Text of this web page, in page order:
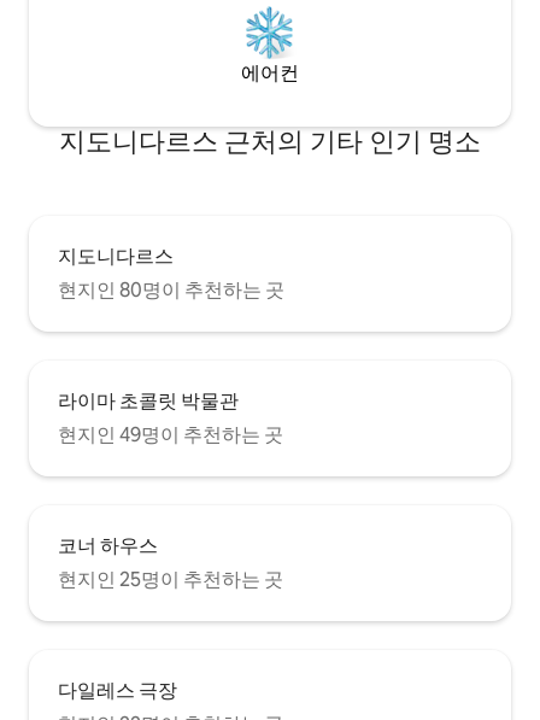
은 멋진 카페, 바, 레스토랑이 15분 거리에
있고 구시가지가 도보로 쾌적하게 이동할
수 있는 사랑스러운 지역입니다. 대중교통
이 근처에 있으며, 건물 바로 옆에 멋진 지에
로나 거리를 이용해 도보로 도심으로 이동
할 수 있습니다. 가는 길에 아름다운 건축물
트 바로 바깥과 왼쪽 (카카 거리) 에 있습니
다. 저는 보통 Kr에 위치한 구시가지로 가기
로나 거리 - 아파트를 나설 때 Artilerijas 거
우 멋진 옵션입니다. 장기 숙박을 원하시면
대중교통으로 5일 이용권을 구입하는 것이
좋습니다. 탁세 앱도 있습니다. 리가에서 택
시를 탈 수 있는 멋진 앱입니다. 매우 저렴한
고 있으며, 커튼이 빛을 차단하고 시끄럽다
고 느끼지 않습니다. 하지만 여름에는 거리
가 붐비고 소음에 매우 민감하신 분들에게
는 절대적인 정숙을 보장할 수 없습니다.
에어컨
지도니다르스 근처의 기타 인기 명소
지도니다르스
현지인 80명이 추천하는 곳
라이마 초콜릿 박물관
현지인 49명이 추천하는 곳
코너 하우스
현지인 25명이 추천하는 곳
다일레스 극장